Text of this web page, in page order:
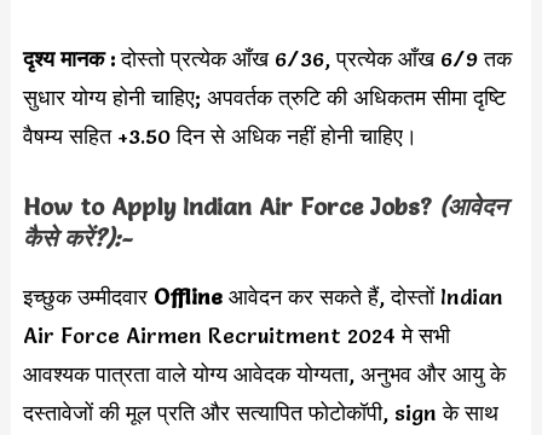
दृश्य मानक :दोस्तो प्रत्येक आँख 6/36, प्रत्येक आँख 6/9 तक
सुधार योग्य होनी चाहिए; अपवर्तक त्रुटि की अधिकतम सीमा दृष्टि
वैषम्य सहित +3.50 दिन से अधिक नहीं होनी चाहिए।
How to Apply Indian Air Force Jobs?(आवेदन
कैसे करें?):-
इच्छुक उम्मीदवार Offline आवेदन कर सकते हैं, दोस्तों Indian
Air Force Airmen Recruitment 2024 मे सभी
आवश्यक पात्रता वाले योग्य आवेदक योग्यता, अनुभव और आयु के
दस्तावेजों की मूल प्रति और सत्यापित फोटोकॉपी, sign के साथ